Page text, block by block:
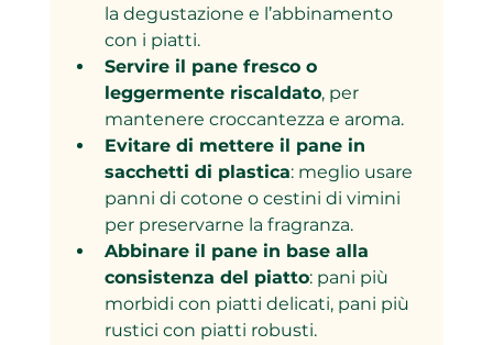
la degustazione e l’abbinamento
con i piatti.
Servire il pane fresco o
leggermente riscaldato, per
mantenere croccantezza e aroma.
Evitare di mettere il pane in
sacchetti di plastica: meglio usare
panni di cotone o cestini di vimini
per preservarne la fragranza.
Abbinare il pane in base alla
consistenza del piatto: pani più
morbidi con piatti delicati, pani più
rustici con piatti robusti.